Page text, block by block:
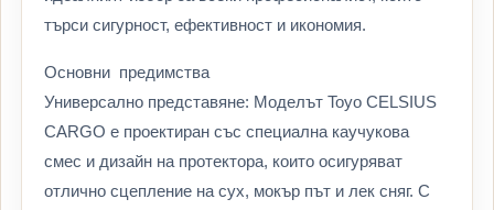
търси сигурност, ефективност и икономия.
Основни предимства
Универсално представяне: Моделът Toyo CELSIUS
CARGO е проектиран със специална каучукова
смес и дизайн на протектора, които осигуряват
отлично сцепление на сух, мокър път и лек сняг. С